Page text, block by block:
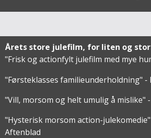
Årets store julefilm, for liten og
"Frisk og actionfylt julefilm med mye
"Førsteklasses familieunderholdning" -
"Vill, morsom og helt umulig å mislike"
"Hysterisk morsom action-
Aftenblad